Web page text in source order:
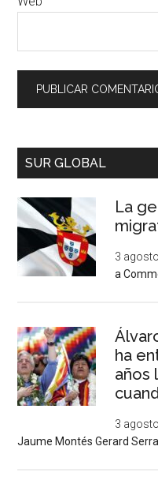
SUR GLOBAL
La
3
a
ha
años
3
Jaume Montés Gerard